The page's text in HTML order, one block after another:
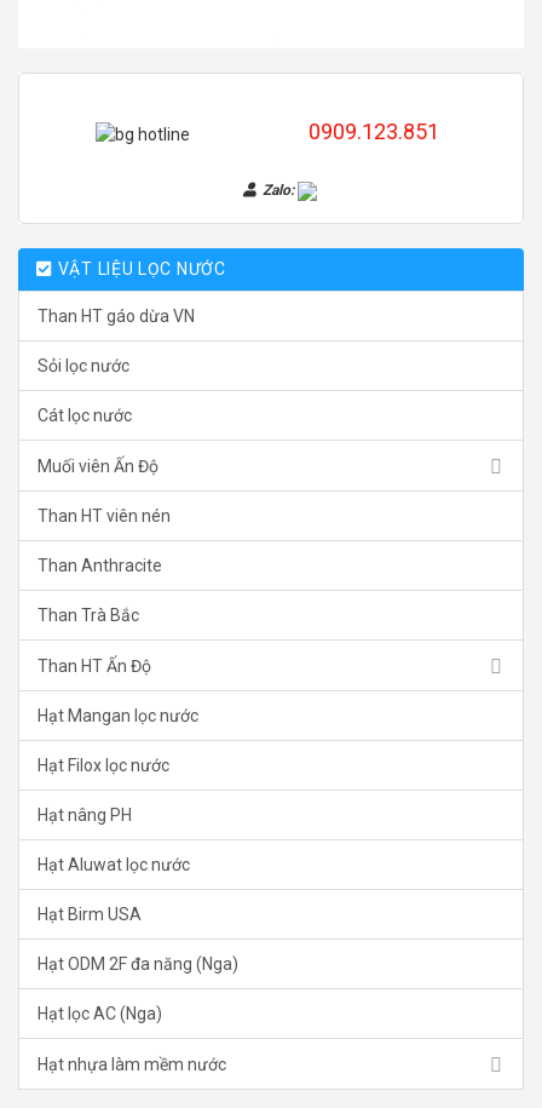
0909.123.851
Zalo:
VẬT LIỆU LỌC NƯỚC
Than HT gáo dừa VN
Sỏi lọc nước
Cát lọc nước
Muối viên Ấn Độ
Than HT viên nén
Than Anthracite
Than Trà Bắc
Than HT Ấn Độ
Hạt Mangan lọc nước
Hạt Filox lọc nước
Hạt nâng PH
Hạt Aluwat lọc nước
Hạt Birm USA
Hạt ODM 2F đa năng (Nga)
Hạt lọc AC (Nga)
Hạt nhựa làm mềm nước